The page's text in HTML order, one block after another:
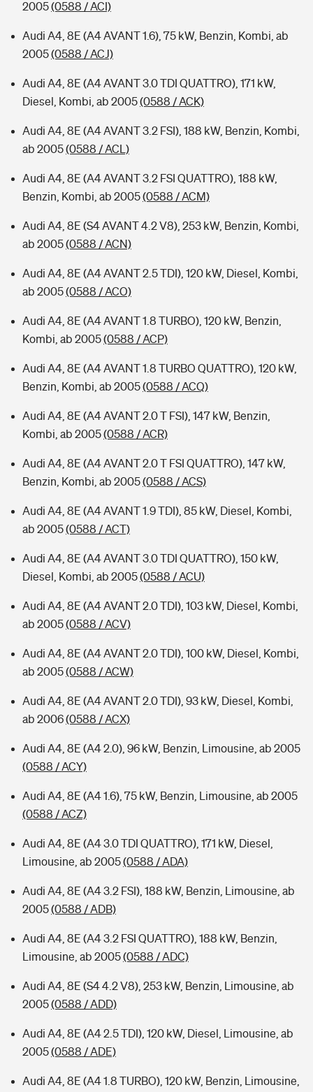
2005(0588 / ACI)
Audi A4, 8E (A4 AVANT 1.6), 75 kW, Benzin, Kombi, ab
2005(0588 / ACJ)
Audi A4, 8E (A4 AVANT 3.0 TDI QUATTRO), 171 kW,
Diesel, Kombi, ab 2005(0588 / ACK)
Audi A4, 8E (A4 AVANT 3.2 FSI), 188 kW, Benzin, Kombi,
ab 2005(0588 / ACL)
Audi A4, 8E (A4 AVANT 3.2 FSI QUATTRO), 188 kW,
Benzin, Kombi, ab 2005(0588 / ACM)
Audi A4, 8E (S4 AVANT 4.2 V8), 253 kW, Benzin, Kombi,
ab 2005(0588 / ACN)
Audi A4, 8E (A4 AVANT 2.5 TDI), 120 kW, Diesel, Kombi,
ab 2005(0588 / ACO)
Audi A4, 8E (A4 AVANT 1.8 TURBO), 120 kW, Benzin,
Kombi, ab 2005(0588 / ACP)
Audi A4, 8E (A4 AVANT 1.8 TURBO QUATTRO), 120 kW,
Benzin, Kombi, ab 2005(0588 / ACQ)
Audi A4, 8E (A4 AVANT 2.0 T FSI), 147 kW, Benzin,
Kombi, ab 2005(0588 / ACR)
Audi A4, 8E (A4 AVANT 2.0 T FSI QUATTRO), 147 kW,
Benzin, Kombi, ab 2005(0588 / ACS)
Audi A4, 8E (A4 AVANT 1.9 TDI), 85 kW, Diesel, Kombi,
ab 2005(0588 / ACT)
Audi A4, 8E (A4 AVANT 3.0 TDI QUATTRO), 150 kW,
Diesel, Kombi, ab 2005(0588 / ACU)
Audi A4, 8E (A4 AVANT 2.0 TDI), 103 kW, Diesel, Kombi,
ab 2005(0588 / ACV)
Audi A4, 8E (A4 AVANT 2.0 TDI), 100 kW, Diesel, Kombi,
ab 2005(0588 / ACW)
Audi A4, 8E (A4 AVANT 2.0 TDI), 93 kW, Diesel, Kombi,
ab 2006(0588 / ACX)
Audi A4, 8E (A4 2.0), 96 kW, Benzin, Limousine, ab 2005
(0588 / ACY)
Audi A4, 8E (A4 1.6), 75 kW, Benzin, Limousine, ab 2005
(0588 / ACZ)
Audi A4, 8E (A4 3.0 TDI QUATTRO), 171 kW, Diesel,
Limousine, ab 2005(0588 / ADA)
Audi A4, 8E (A4 3.2 FSI), 188 kW, Benzin, Limousine, ab
2005(0588 / ADB)
Audi A4, 8E (A4 3.2 FSI QUATTRO), 188 kW, Benzin,
Limousine, ab 2005(0588 / ADC)
Audi A4, 8E (S4 4.2 V8), 253 kW, Benzin, Limousine, ab
2005(0588 / ADD)
Audi A4, 8E (A4 2.5 TDI), 120 kW, Diesel, Limousine, ab
2005(0588 / ADE)
Audi A4, 8E (A4 1.8 TURBO), 120 kW, Benzin, Limousine,